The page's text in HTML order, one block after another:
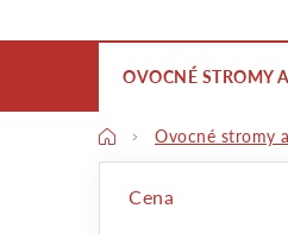
OVOCNÉ STROMY
DomůOvocné stromy
Cena